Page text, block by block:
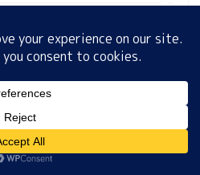
サイトマップ